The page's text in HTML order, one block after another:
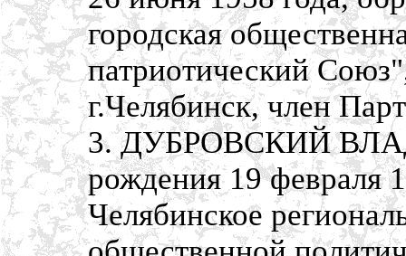
городская
патриотический
г.Челябинск, член
3. ДУБРОВСКИЙ
рождения 19 февраля
Челябинское